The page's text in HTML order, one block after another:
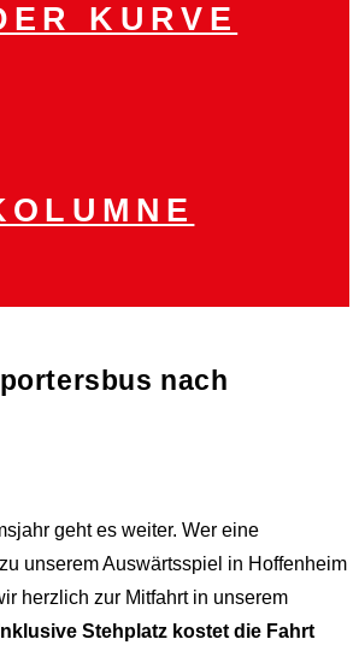
KURVE
nach
geht es weiter. Wer eine
unserem Auswärtsspiel in Hoffenheim
herzlich zur Mitfahrt in unserem
Inklusive Stehplatz kostet die Fahrt